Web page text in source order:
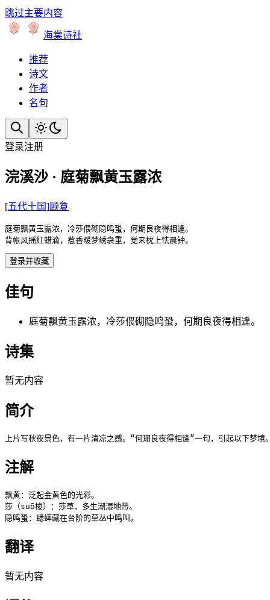
跳过主要内容
海棠诗社
推荐
诗文
作者
名句
登录注册
浣溪沙 · 庭菊飘黄玉露浓
[五代十国]顾夐
庭菊飘黄玉露浓，冷莎偎砌隐鸣蛩，何期良夜得相逢。
背帐风摇红蜡滴，惹香暖梦绣衾重，觉来枕上怯晨钟。
登录并收藏
佳句
庭菊飘黄玉露浓，冷莎偎砌隐鸣蛩，何期良夜得相逢。
诗集
暂无内容
简介
上片写秋夜景色，有一片清凉之感。“何期良夜得相逢”一句，引起以下梦
注解
飘黄：泛起金黄色的光彩。
莎（suō梭）：莎草，多生潮湿地带。
隐鸣蛩：蟋蟀藏在台阶的草丛中鸣叫。
翻译
暂无内容